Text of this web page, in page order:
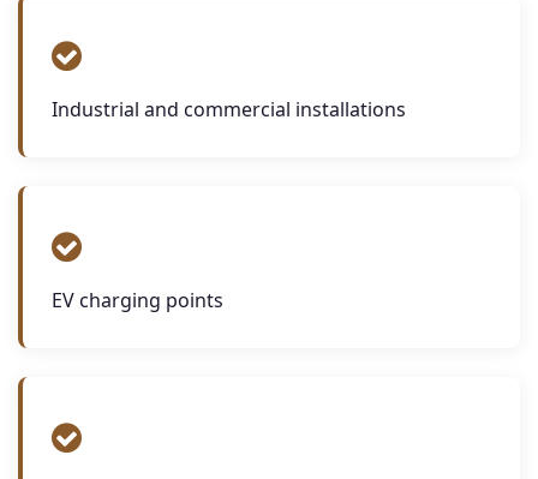
Industrial and commercial installations
EV charging points